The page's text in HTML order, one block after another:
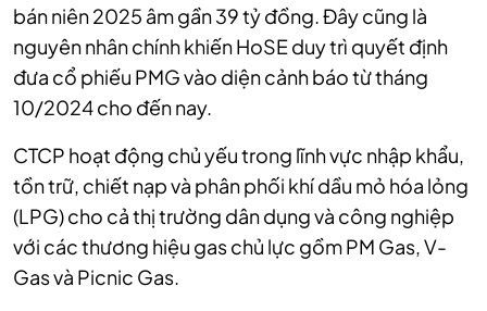
bán niên 2025 âm gần 39 tỷ đồng. Đây cũng là
nguyên nhân chính khiến HoSE duy trì quyết định
đưa cổ phiếu PMG vào diện cảnh báo từ tháng
10/2024 cho đến nay.
CTCP hoạt động chủ yếu trong lĩnh vực nhập khẩu,
tồn trữ, chiết nạp và phân phối khí dầu mỏ hóa lỏng
(LPG) cho cả thị trường dân dụng và công nghiệp
với các thương hiệu gas chủ lực gồm PM Gas, V-
Gas và Picnic Gas.